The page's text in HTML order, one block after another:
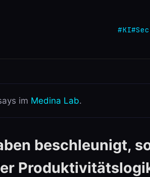
#KI
im Medina Lab.
beschleunigt,